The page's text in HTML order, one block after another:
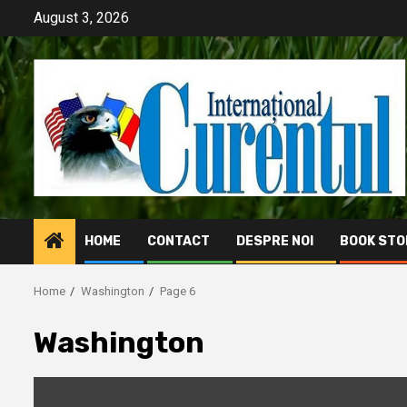
content
August 3, 2026
HOME CONTACT DESPRE NOI BOOK
Home Washington Page 6
Washington